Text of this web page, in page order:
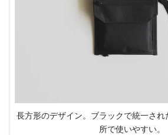
長方形のデザイン。ブラックで統一さ
所で使いやすい。